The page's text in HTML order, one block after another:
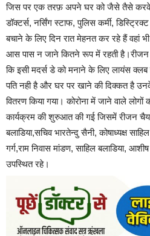
जिस पर एक तरफ़ अपने घर को जैसे तैसे करके
डॉक्टर्स, नर्सिंग स्टाफ, पुलिस कर्मी,
बचाने के लिए दिन रात मेहनत कर रहे हैं वहां
आस पास न जाने कितने रूप में रहती है।रीजन
कि इसी मदर्स डे को मनाने के लिए लायंस
पति नही है और घर पर खाने की दिक्कत है
वितरण किया गया। कोरोना में जाने वाले
कार्यक्रम की शुरुआत की गई जिसमें रीजन
बलाडिया,सचिव भारतेन्दु सैनी, कोषाध्यक्ष
गर्ग,राम निवास मांडण, साहिल बलाडिया,
उपस्थित रहे।